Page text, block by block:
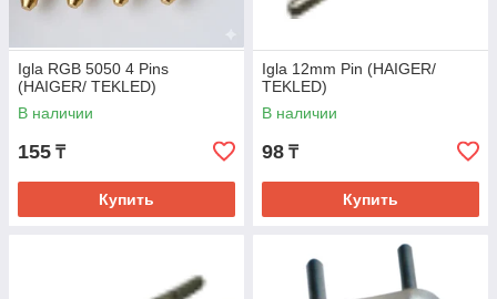
Igla RGB 5050 4 Pins
(HAIGER/ TEKLED)
В наличии
155 ₸
Купить
Igla 12mm Pin (HAIGER/
TEKLED)
В наличии
98 ₸
Купить